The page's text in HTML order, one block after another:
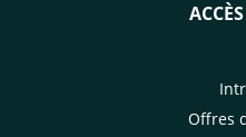
Offres